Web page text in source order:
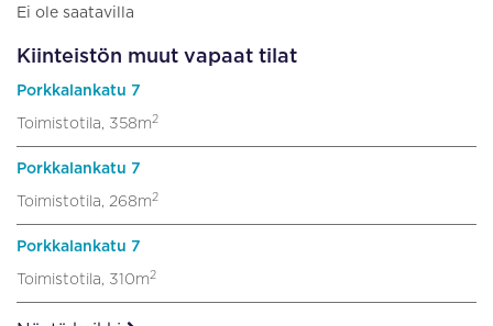
Ei ole saatavilla
Kiinteistön muut vapaat tilat
Porkkalankatu 7
Toimistotila, 358m 2
Porkkalankatu 7
Toimistotila, 268m 2
Porkkalankatu 7
Toimistotila, 310m 2